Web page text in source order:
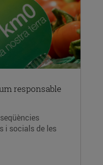
responsable
i socials de les